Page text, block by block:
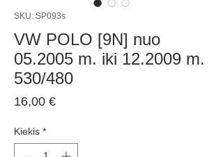
SKU: SP093s
VW POLO [9N] nuo
05.2005 m. iki 12.2009 m.
530/480
16,00 €Price
Kiekis *